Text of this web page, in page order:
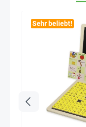
Sehr beliebt!